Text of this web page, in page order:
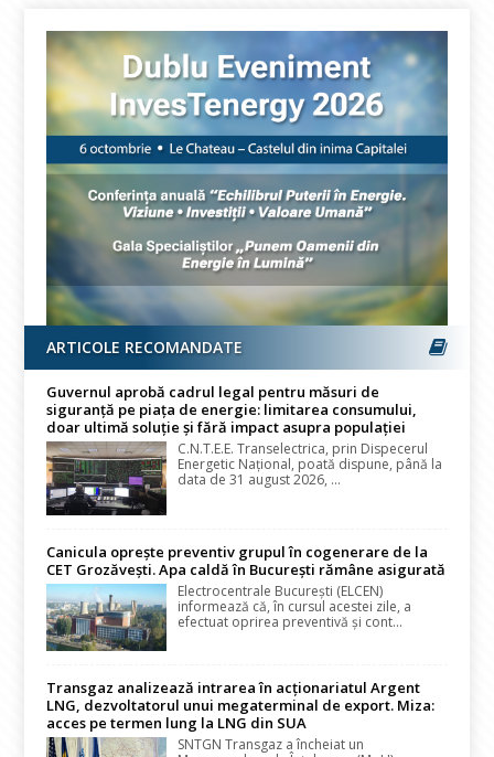
ARTICOLE RECOMANDATE
Guvernul aprobă cadrul legal pentru măsuri de
siguranță pe piața de energie: limitarea consumului,
doar ultimă soluție și fără impact asupra populației
C.N.T.E.E. Transelectrica, prin Dispecerul
Energetic Național, poată dispune, până la
data de 31 august 2026, ...
Canicula oprește preventiv grupul în cogenerare de la
CET Grozăvești. Apa caldă în București rămâne asigurată
Electrocentrale București (ELCEN)
informează că, în cursul acestei zile, a
efectuat oprirea preventivă și cont...
Transgaz analizează intrarea în acționariatul Argent
LNG, dezvoltatorul unui megaterminal de export. Miza:
acces pe termen lung la LNG din SUA
SNTGN Transgaz a încheiat un